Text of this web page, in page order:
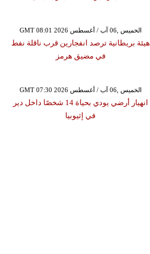
GMT 08:01 2026 الخميس ,06 آب / أغسطس
هيئة بريطانية ترصد انفجارين قرب ناقلة نفط
في مضيق هرمز
GMT 07:30 2026 الخميس ,06 آب / أغسطس
انهيار أرضي يودي بحياة 14 شخصًا داخل دير
في إثيوبيا